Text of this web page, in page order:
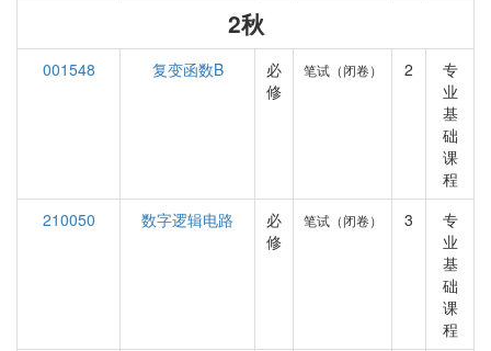
2秋
001548 复变函数B
必
修
笔试（闭卷） 2
专
业
基
础
课
程
210050
数字逻辑电路
必
修
笔试（闭卷） 3
专
业
基
础
课
程